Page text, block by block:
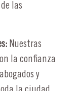
las
Nuestras
la confianza
y